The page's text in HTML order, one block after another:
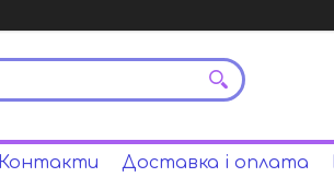
Контакти Доставка і оплата